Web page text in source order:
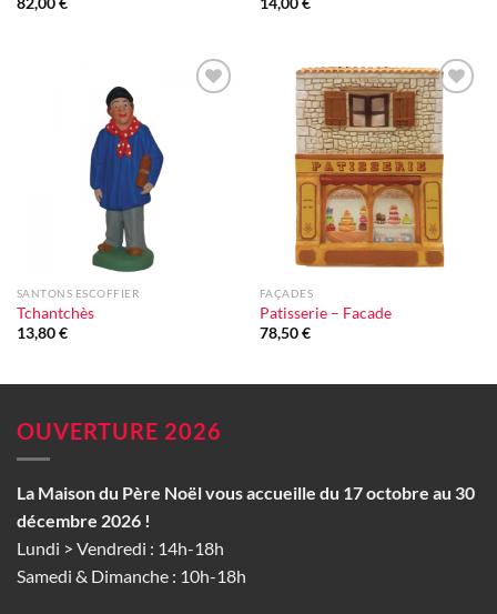
SANTONS ESCOFFIER
Tchantchès
13,80€
Ajouter
à la liste
d'envie
FAÇADES
Patisserie – Facade
78,50€
OUVERTURE 2026
La Maison du Père Noël vous accueille du 17 octobre au 30
décembre 2026 !
Lundi > Vendredi : 14h-18h
Samedi & Dimanche : 10h-18h